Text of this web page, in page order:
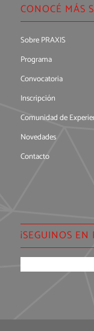
CONOCÉ MÁS
Sobre PRAXIS
Programa
Convocatoria
Inscripción
Comunidad de
Novedades
Contacto
¡SEGUINOS EN